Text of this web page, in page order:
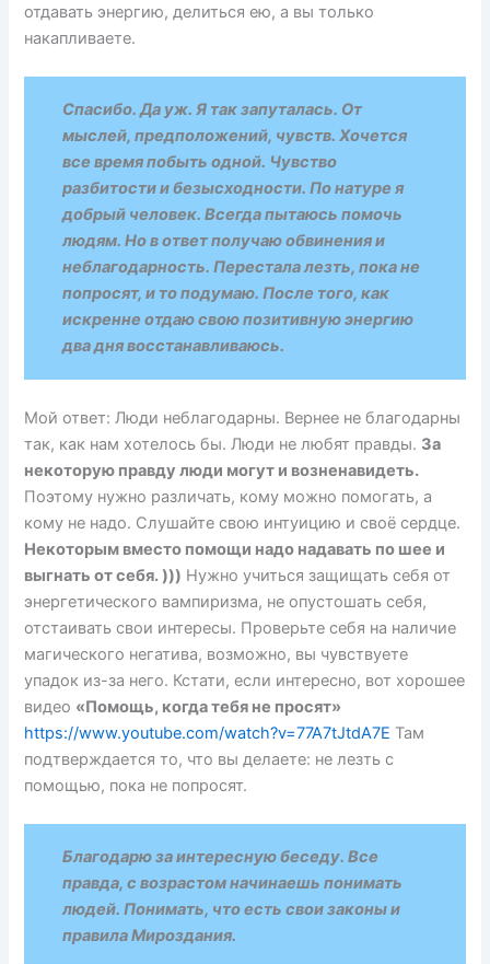
отдавать энергию, делиться ею, а вы только
накапливаете.
Спасибо. Да уж. Я так запуталась. От
мыслей, предположений, чувств. Хочется
все время побыть одной. Чувство
разбитости и безысходности. По натуре я
добрый человек. Всегда пытаюсь помочь
людям. Но в ответ получаю обвинения и
неблагодарность. Перестала лезть, пока не
попросят, и то подумаю. После того, как
искренне отдаю свою позитивную энергию
два дня восстанавливаюсь.
Мой ответ: Люди неблагодарны. Вернее не благодарны
так, как нам хотелось бы. Люди не любят правды. За
некоторую правду люди могут и возненавидеть.
Поэтому нужно различать, кому можно помогать, а
кому не надо. Слушайте свою интуицию и своё сердце.
Некоторым вместо помощи надо надавать по шее и
выгнать от себя. ))) Нужно учиться защищать себя от
энергетического вампиризма, не опустошать себя,
отстаивать свои интересы. Проверьте себя на наличие
магического негатива, возможно, вы чувствуете
упадок из-за него. Кстати, если интересно, вот хорошее
видео «Помощь, когда тебя не просят»
https://www.youtube.com/watch?v=77A7tJtdA7E Там
подтверждается то, что вы делаете: не лезть с
помощью, пока не попросят.
Благодарю за интересную беседу. Все
правда, с возрастом начинаешь понимать
людей. Понимать, что есть свои законы и
правила Мироздания.